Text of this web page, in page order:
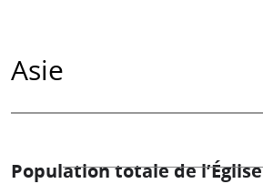
Asie
Population totale de l’Église